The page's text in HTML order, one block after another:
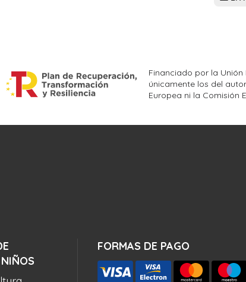
Financiado por la
únicamente los del
Europea ni la Comisión
FORMAS DE PAGO